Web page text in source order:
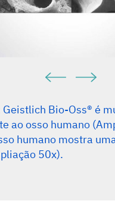
et al.: Clin Implant Dent
P, et al.: Clin Implant
M, et al.: Int J
32(4): 459-65.
Geistlich Bio-Oss® é
ao osso humano
humano mostra
50x).